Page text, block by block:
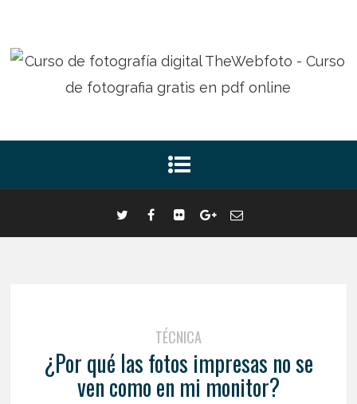
TÉCNICA
¿Por qué las fotos impresas no se
ven como en mi monitor?